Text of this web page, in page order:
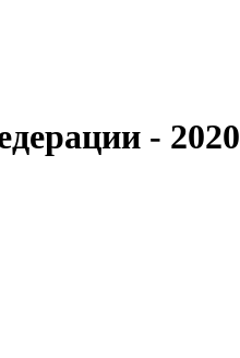
- 2020